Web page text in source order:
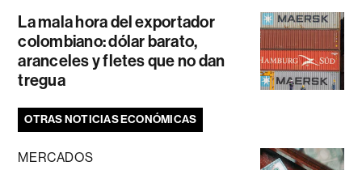
La mala hora del exportador
colombiano: dólar barato,
aranceles y fletes que no dan
tregua
OTRAS NOTICIAS ECONÓMICAS
MERCADOS